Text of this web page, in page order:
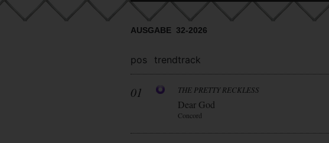
AUSGABE 32-2026
pos trendtrack
01 THE PRETTY RECKLESS
Dear God
Concord